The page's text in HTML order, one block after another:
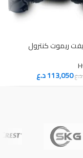
ريموت كنترول
د.ع113,050د.ع